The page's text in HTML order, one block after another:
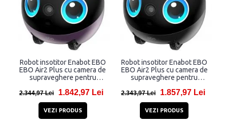
Robot insotitor Enabot EBO
EBO Air2 Plus cu camera de
supraveghere pentru
5000 mAh, Aplicatie
2.344,97 Lei 1.842,97 Lei
VEZI PRODUS
Robot insotitor Enabot EBO
EBO Air2 Plus cu camera de
supraveghere pentru
5000 mAh, Aplicatie
2.343,97 Lei 1.857,97 Lei
VEZI PRODUS